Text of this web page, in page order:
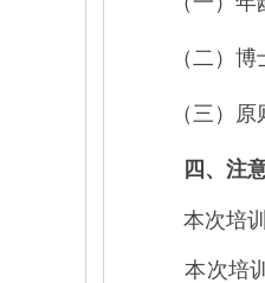
（二）博
（三）原
四、注
本次培训
本次培训